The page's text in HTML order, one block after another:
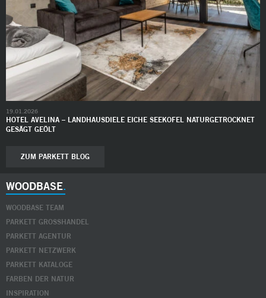
HOTEL AVELINA – LANDHAUSDIELE EICHE SEEKOFEL NATURGETROCKNET
GESÄGT GEÖLT
19.01.2026
ZUM PARKETT BLOG
WOODBASE
WOODBASE TEAM
PARKETT GROSSHANDEL
PARKETT AGENTUR
PARKETT NETZWERK
PARKETT KATALOGE
FARBEN DER NATUR
INSPIRATION